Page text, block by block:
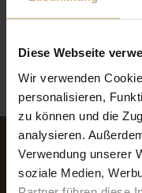
Diese Webseite
Wir verwenden
personalisieren,
zu können und die
analysieren.
Verwendung unserer
soziale Medien,
Festigkeit: mittel
Dauerhaftigkeit gegenüber
Schreinerarbeiten
Innenausbau